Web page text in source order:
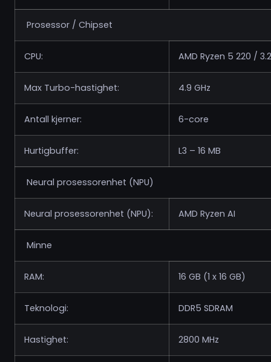
Prosessor / Chipset
CPU: AMD Ryzen 5 220 /
Max Turbo-hastighet: 4.9 GHz
Antall kjerner: 6-core
Hurtigbuffer: L3 – 16 MB
Neural prosessorenhet (NPU)
Neural prosessorenhet (NPU): AMD Ryzen AI
Minne
RAM: 16 GB (1 x 16 GB)
Teknologi: DDR5 SDRAM
Hastighet: 2800 MHz